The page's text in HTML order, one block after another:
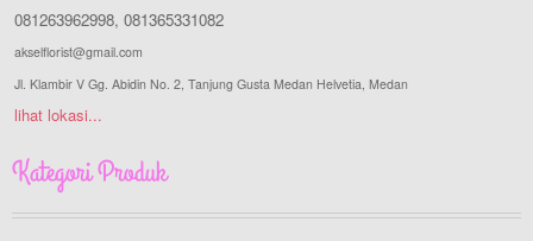
081263962998, 081365331082
akselflorist@gmail.com
Jl. Klambir V Gg. Abidin No. 2, Tanjung Gusta Medan Helvetia, Medan
lihat lokasi...
Kategori Produk